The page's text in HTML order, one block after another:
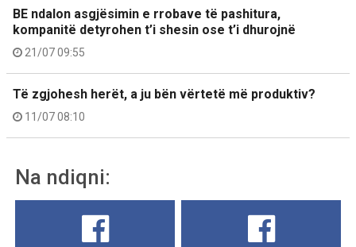
BE ndalon asgjësimin e rrobave të pashitura,
kompanitë detyrohen t’i shesin ose t’i dhurojnë
21/07 09:55
Të zgjohesh herët, a ju bën vërtetë më produktiv?
11/07 08:10
Na ndiqni: